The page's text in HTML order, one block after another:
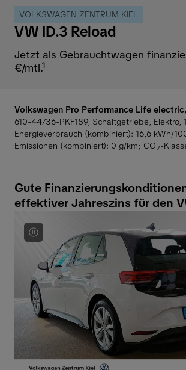
VOLKSWAGEN ZENTRUM KIEL
VW ID.3 Reload
Jetzt als Gebrauchtwagen
€/mtl.¹
Volkswagen Pro Performance Life electric,
610-44736-PKF189, Schaltgetriebe, Elektro,
Energieverbrauch (kombiniert): 16,6 kWh/
Emissionen (kombiniert): 0 g/km; CO2-
Gute
effektiver Jahreszins für den